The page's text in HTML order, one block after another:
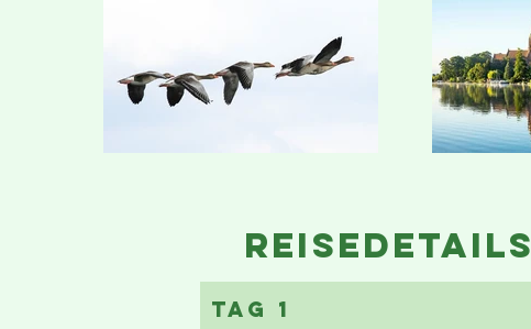
reisedetails
Tag 1